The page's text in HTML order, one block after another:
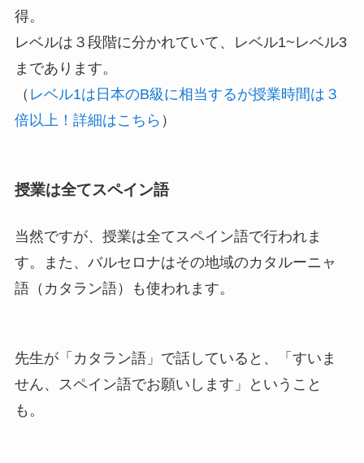
得。
レベルは３段階に分かれていて、レベル1~レベル3
まであります。
（ レベル1は日本のB級に相当するが授業時間は３
倍以上！詳細はこちら ）
授業は全てスペイン語
当然ですが、授業は全てスペイン語で行われま
す。また、バルセロナはその地域のカタルーニャ
語（カタラン語）も使われます。
先生が「カタラン語」で話していると、「すいま
せん、スペイン語でお願いします」ということ
も。